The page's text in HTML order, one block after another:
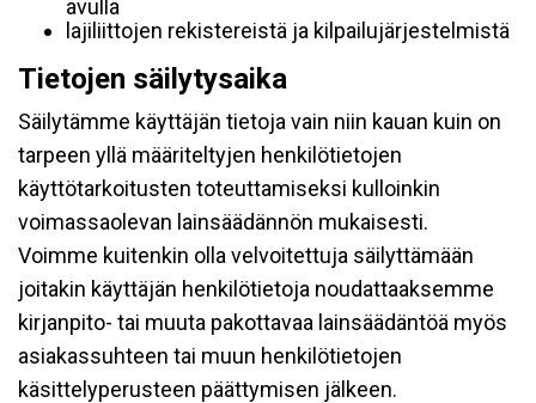
avulla
lajiliittojen rekistereistä ja kilpailujärjestelmistä
Tietojen säilytysaika
Säilytämme käyttäjän tietoja vain niin kauan kuin on
tarpeen yllä määriteltyjen henkilötietojen
käyttötarkoitusten toteuttamiseksi kulloinkin
voimassaolevan lainsäädännön mukaisesti.
Voimme kuitenkin olla velvoitettuja säilyttämään
joitakin käyttäjän henkilötietoja noudattaaksemme
kirjanpito- tai muuta pakottavaa lainsäädäntöä myös
asiakassuhteen tai muun henkilötietojen
käsittelyperusteen päättymisen jälkeen.